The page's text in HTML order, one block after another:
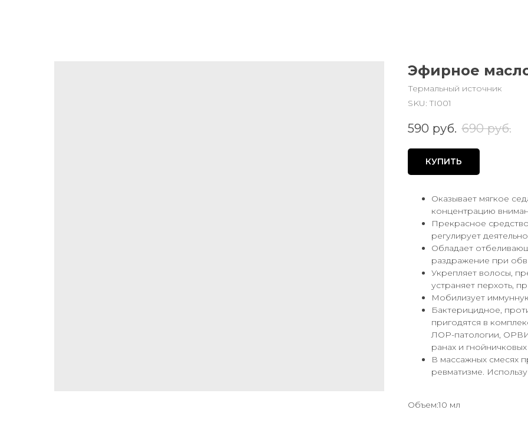
Эфирное
Термальный источник
SKU:TI001
590 руб. 690 руб.
КУПИТЬ
Оказывает мягкое
концентрацию
Прекрасное
регулирует
Обладает
раздражение при
Укрепляет волосы,
устраняет перхоть,
Мобилизует
Бактерицидное,
пригодятся в
ЛОР-патологии,
ранах и
В массажных смесях
ревматизме.
Объем:10 мл